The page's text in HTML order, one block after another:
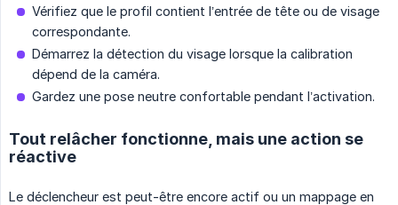
Vérifiez que le profil contient l’entrée de tête ou de visage
correspondante.
Démarrez la détection du visage lorsque la calibration
dépend de la caméra.
Gardez une pose neutre confortable pendant l’activation.
Tout relâcher fonctionne, mais une action se
réactive
Le déclencheur est peut-être encore actif ou un mappage en